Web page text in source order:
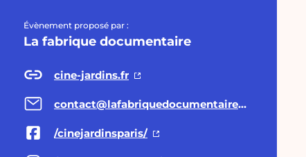
Évènement proposé par :
La fabrique documentaire
cine-jardins.fr
contact@lafabriquedocumentaire.fr
/cinejardinsparis/